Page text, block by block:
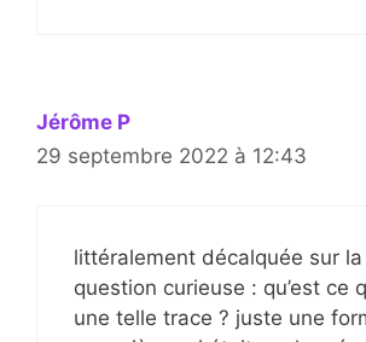
Jérôme P
29 septembre 2022 à 12:43
littéralement décalquée sur
question curieuse : qu’est ce
une telle trace ? juste une